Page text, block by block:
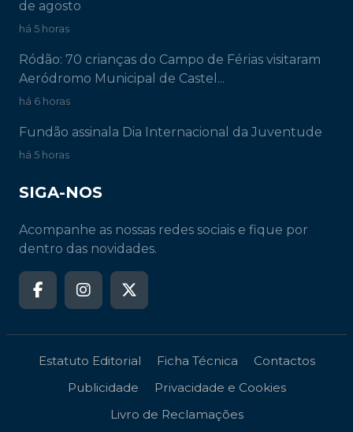
de agosto
há 5 horas
Ródão: 70 crianças do Campo de Férias visitaram
Aeródromo Municipal de Castel...
há 6 horas
Fundão assinala Dia Internacional da Juventude
há 5 horas
SIGA-NOS
Acompanhe as nossas redes sociais e fique por
dentro das novidades.
Estatuto Editorial Ficha Técnica
Contactos
Publicidade
Privacidade e Cookies
Livro de Reclamações